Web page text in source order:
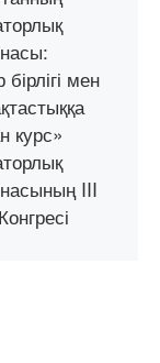
мен
курс»
III